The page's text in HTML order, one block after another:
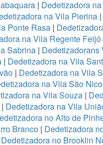
| Dedetizadora
na Vila Pierina|
Ponte Rasa|
na Vila Regente Feijó
Sabrina | Dedetizadorans
| Dedetizadora na Vila
| Dedetizadora na Vila
na Vila São
na Vila Souza |
Dedetizadora na Vila
no Alto de
Branco| Dedetizadora
Dedetizadora no Brooklin